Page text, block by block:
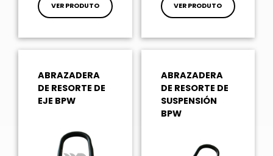
VER PRODUTO VER PRODUTO
ABRAZADERA
DE RESORTE DE
EJE BPW
ABRAZADERA
DE RESORTE DE
SUSPENSIÓN
BPW